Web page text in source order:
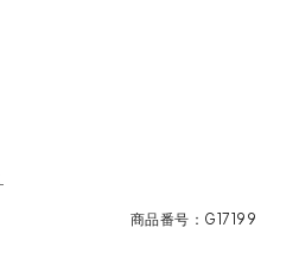
商品番号 G17199